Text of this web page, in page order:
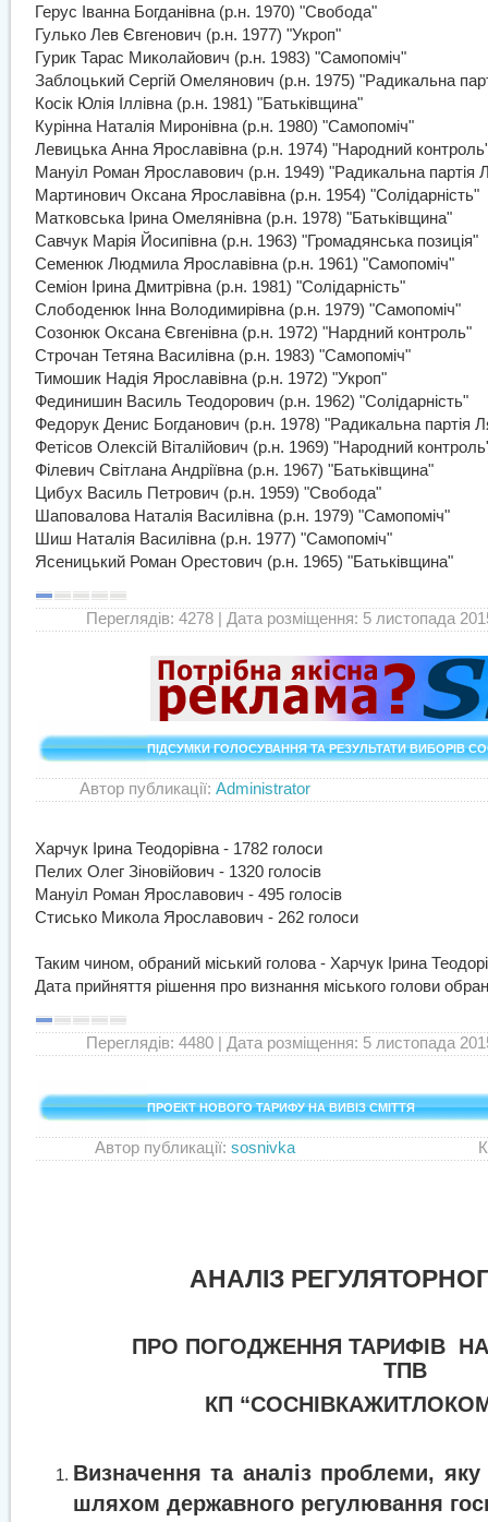
Герус Іванна Богданівна (р.н. 1970) "Свобода"
Гулько Лев Євгенович (р.н. 1977) "Укроп"
Гурик Тарас Миколайович (р.н. 1983) "Самопоміч"
Заблоцький Сергій Омелянович (р.н. 1975) "Радикальна
Косік Юлія Іллівна (р.н. 1981) "Батьківщина"
Курінна Наталія Миронівна (р.н. 1980) "Самопоміч"
Левицька Анна Ярославівна (р.н. 1974) "Народний
Мануіл Роман Ярославович (р.н. 1949) "Радикальна партія
Мартинович Оксана Ярославівна (р.н. 1954) "Солідарність"
Матковська Ірина Омелянівна (р.н. 1978) "Батьківщина"
Савчук Марія Йосипівна (р.н. 1963) "Громадянська позиція"
Семенюк Людмила Ярославівна (р.н. 1961) "Самопоміч"
Семіон Ірина Дмитрівна (р.н. 1981) "Солідарність"
Слободенюк Інна Володимирівна (р.н. 1979) "Самопоміч"
Созонюк Оксана Євгенівна (р.н. 1972) "Нардний контроль"
Строчан Тетяна Василівна (р.н. 1983) "Самопоміч"
Тимошик Надія Ярославівна (р.н. 1972) "Укроп"
Фединишин Василь Теодорович (р.н. 1962) "Солідарність"
Федорук Денис Богданович (р.н. 1978) "Радикальна партія
Фетісов Олексій Віталійович (р.н. 1969) "Народний
Філевич Світлана Андріївна (р.н. 1967) "Батьківщина"
Цибух Василь Петрович (р.н. 1959) "Свобода"
Шаповалова Наталія Василівна (р.н. 1979) "Самопоміч"
Шиш Наталія Василівна (р.н. 1977) "Самопоміч"
Ясеницький Роман Орестович (р.н. 1965) "Батьківщина"
Переглядів: 4278 | Дата розміщення: 5 листопада
ПІДСУМКИ ГОЛОСУВАННЯ ТА РЕЗУЛЬТАТИ ВИБОРІВ
Автор публикації: Administrator
Харчук Ірина Теодорівна - 1782 голоси
Пелих Олег Зіновійович - 1320 голосів
Мануіл Роман Ярославович - 495 голосів
Стисько Микола Ярославович - 262 голоси
Таким чином, обраний міський голова - Харчук Ірина
Дата прийняття рішення про визнання міського голови
Переглядів: 4480 | Дата розміщення: 5 листопада
ПРОЕКТ НОВОГО ТАРИФУ НА ВИВІЗ СМІТТЯ
Автор публикації: sosnivka
АНАЛІЗ
ПРО ПОГОДЖЕННЯ ТАРИФІВ
ТПВ
КП
Визначення та аналіз проблеми, яку
шляхом державного регулювання